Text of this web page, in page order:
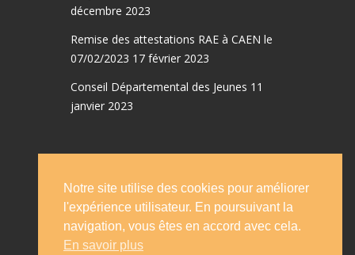
décembre 2023
Remise des attestations RAE à CAEN le
07/02/2023 17 février 2023
Conseil Départemental des Jeunes 11
janvier 2023
Accueil
Emplois
Le conseil d’administration
Statut
Evénements
Notre site utilise des cookies pour améliorer
l'expérience utilisateur. En poursuivant la
navigation, vous êtes en accord avec cela.
En savoir plus